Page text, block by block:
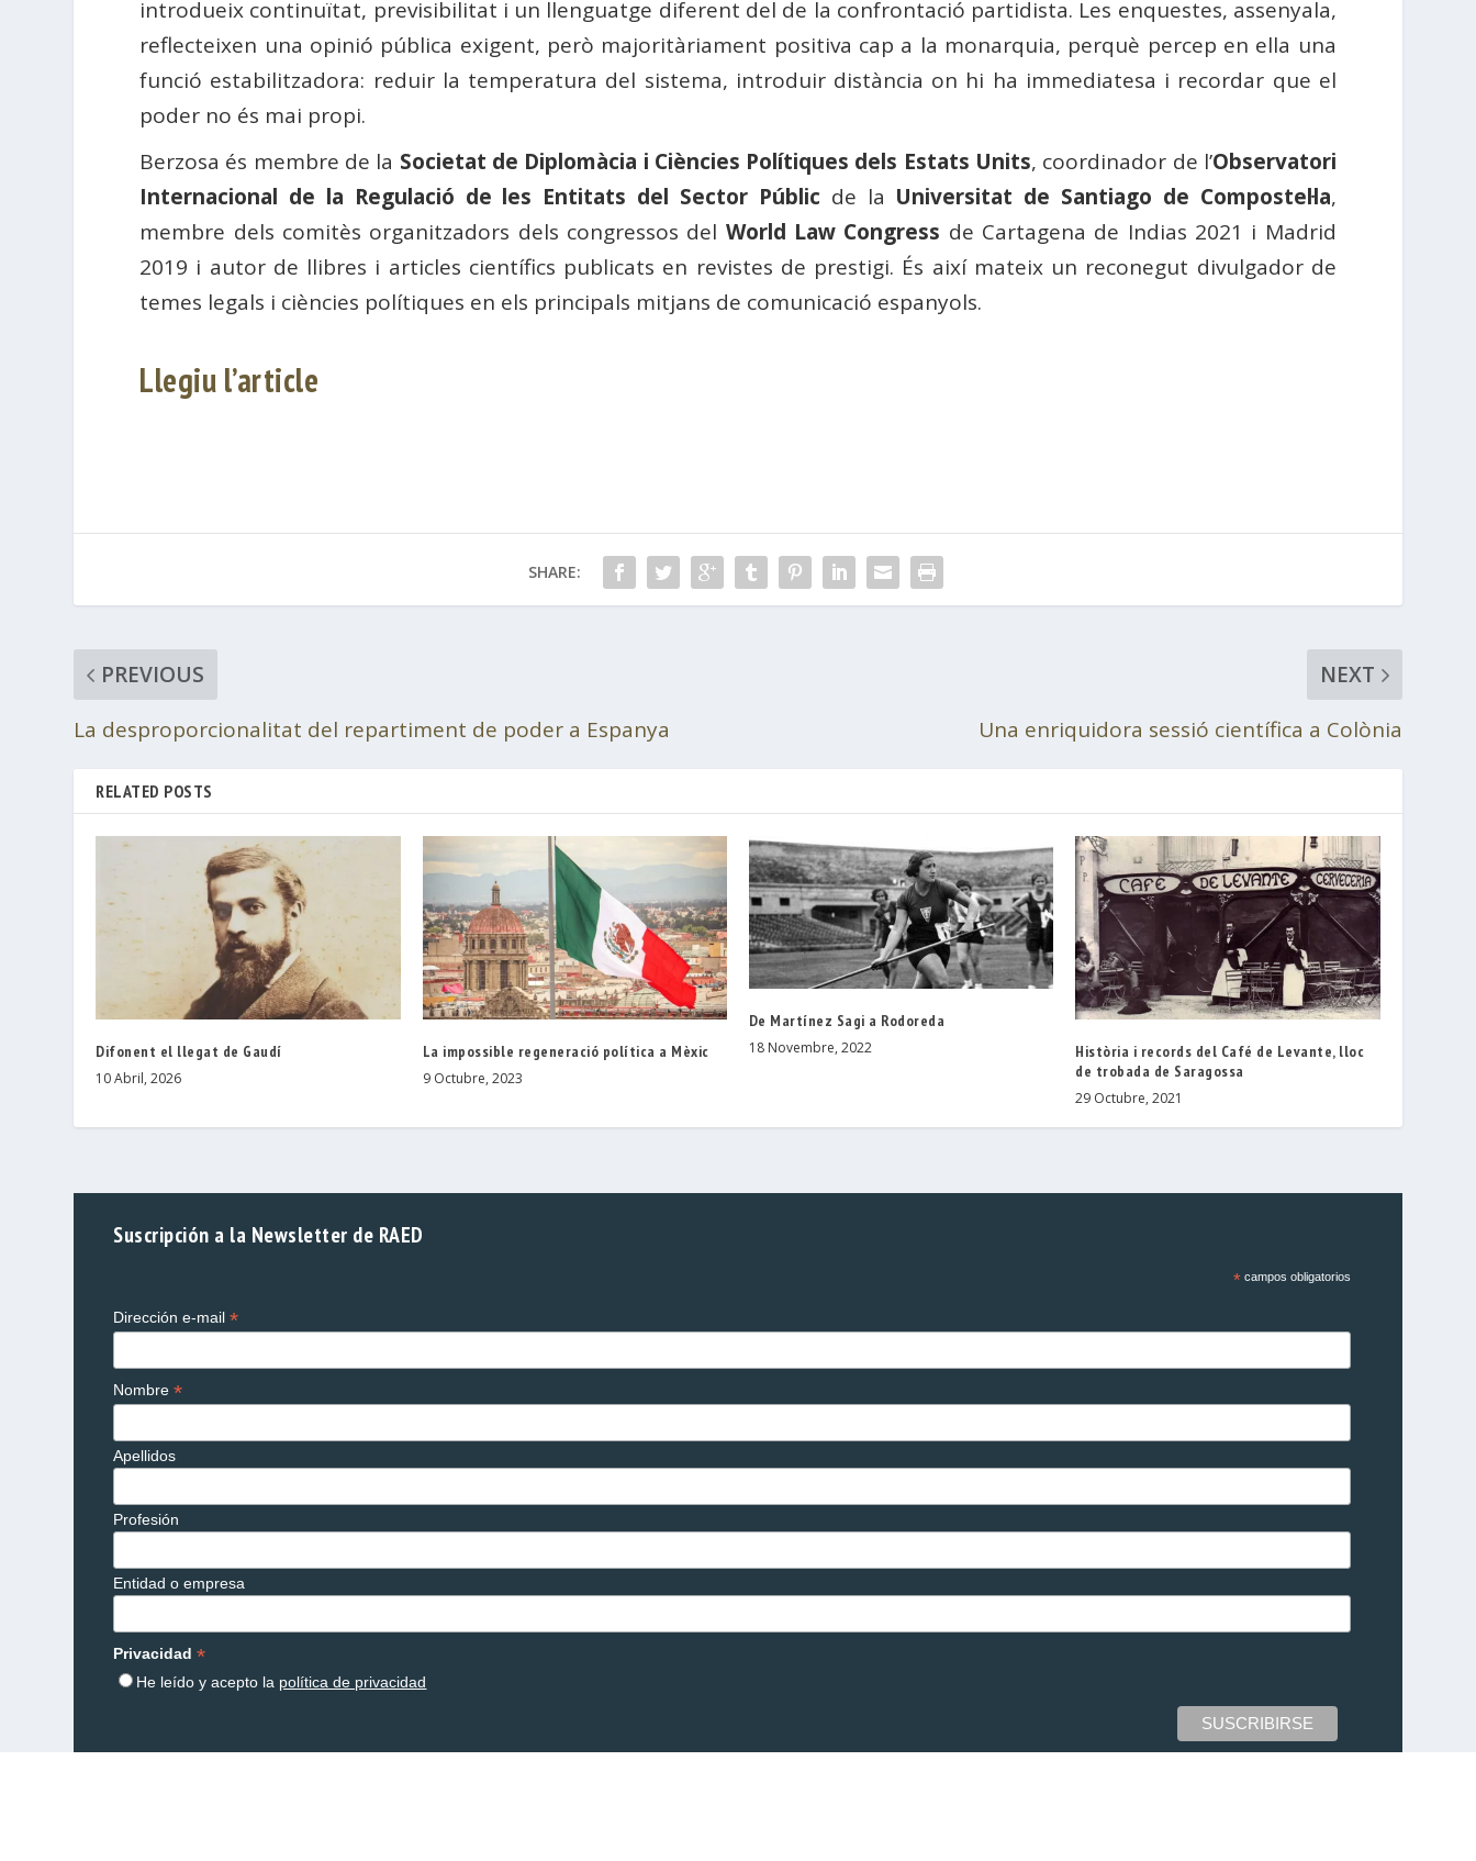
introdueix continuïtat, previsibilitat i un llenguatge diferent del de la confrontació partidista. Les enquestes, assenyala,
reflecteixen una opinió pública exigent, però majoritàriament positiva cap a la monarquia, perquè percep en ella una
funció estabilitzadora: reduir la temperatura del sistema, introduir distància on hi ha immediatesa i recordar que el
poder no és mai propi.
Berzosa és membre de la Societat de Diplomàcia i Ciències Polítiques dels Estats Units, coordinador de l’Observatori
Internacional de la Regulació de les Entitats del Sector Públic de la Universitat de Santiago de Compostel·la,
membre dels comitès organitzadors dels congressos del World Law Congress de Cartagena de Indias 2021 i Madrid
2019 i autor de llibres i articles científics publicats en revistes de prestigi. És així mateix un reconegut divulgador de
temes legals i ciències polítiques en els principals mitjans de comunicació espanyols.
Llegiu l’article
SHARE:
PREVIOUS
La desproporcionalitat del repartiment de poder a Espanya
NEXT
Una enriquidora sessió científica a Colònia
RELATED POSTS
Difonent el llegat de Gaudí
10 Abril, 2026
La impossible regeneració política a Mèxic
9 Octubre, 2023
De Martínez Sagi a Rodoreda
18 Novembre, 2022
Història i records del Café de Levante, lloc
de trobada de Saragossa
29 Octubre, 2021
Suscripción a la Newsletter de RAED
*campos obligatorios
Dirección e-mail*
Nombre*
Apellidos
Profesión
Entidad o empresa
Privacidad*
He leído y acepto la política de privacidad